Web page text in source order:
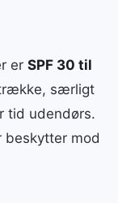
er SPF 30 til
særligt
tid udendørs.
mod